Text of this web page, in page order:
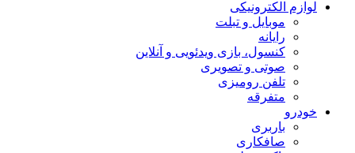
لوازم الکترونیکی
موبایل و تبلت
رایانه
کنسول، بازی‌ ویدئویی و آنلاین
صوتی و تصویری
تلفن رومیزی
متفرقه
خودرو
باربری
صافکاری